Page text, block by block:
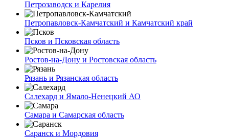
Петрозаводск и Карелия
Петропавловск-Камчатский и Камчатский край
Псков и Псковская область
Ростов-на-Дону и Ростовская область
Рязань и Рязанская область
Салехард и Ямало-Ненецкий АО
Самара и Самарская область
Саранск и Мордовия